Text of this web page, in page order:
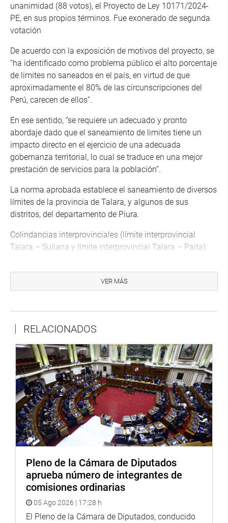
unanimidad (88 votos), el Proyecto de Ley 10171/2024-
PE, en sus propios términos. Fue exonerado de segunda
votación
De acuerdo con la exposición de motivos del proyecto, se
“ha identificado como problema público el alto porcentaje
de limites no saneados en el país, en virtud de que
aproximadamente el 80% de las circunscripciones del
Perú, carecen de ellos”.
En ese sentido, “se requiere un adecuado y pronto
abordaje dado que el saneamiento de limites tiene un
impacto directo en el ejercicio de una adecuada
gobernanza territorial, lo cual se traduce en una mejor
prestación de servicios para la población”.
La norma aprobada establece el saneamiento de diversos
límites de la provincia de Talara, y algunos de sus
distritos, del departamento de Piura.
Colindancias interprovinciales (límite interprovincial
Talara – Sullana y límite interprovincial Talara – Paita).
b.3 Límite interdistrital EI Alto — Lobitos.
b.4 Límite interdistrital El Alto — Pariñas.
b.5 Límite interdistrital Lobitos — Pariñas.
El dispositivo legal establece dichas delimitaciones según
las memorias descriptivas que se detallan en el mismo
documento.
OFICINA DE COMUNICACIONES E IMAGEN
INSTITUCIONAL
VER MÁS
RELACIONADOS
Pleno de la Cámara de Diputados
aprueba número de integrantes de
comisiones ordinarias
05 Ago 2026 | 17:28 h
El Pleno de la Cámara de Diputados, conducido